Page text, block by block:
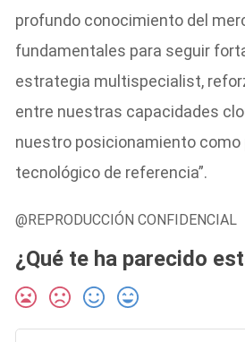
profundo conocimiento del
fundamentales para seguir
estrategia multispecialist,
entre nuestras capacidades
nuestro posicionamiento como
tecnológico de referencia”.
@REPRODUCCIÓN CONFIDENCIAL
¿Qué te ha parecido